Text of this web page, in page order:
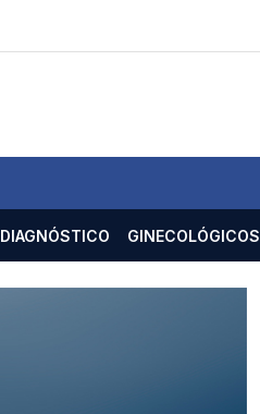
DIAGNÓSTICO GINECOLÓGICOS